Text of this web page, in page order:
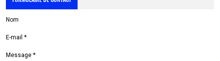
Nom
E-mail *
Message *